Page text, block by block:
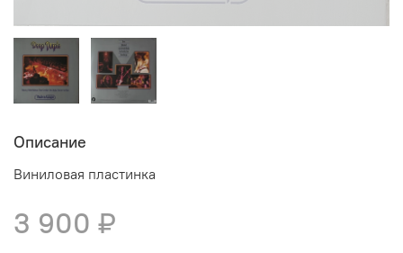
Описание
Виниловая пластинка
3 900 ₽